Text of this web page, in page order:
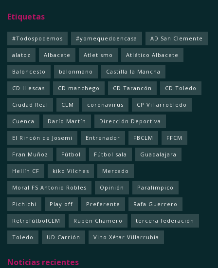
Etiquetas
#Todospodemos #yomequedoencasa AD San Clemente
alatoz Albacete Atletismo Atlético Albacete
Baloncesto balonmano Castilla la Mancha
CD Illescas CD manchego CD Tarancón CD Toledo
Ciudad Real CLM coronavirus CP Villarrobledo
Cuenca Darío Martín Dirección Deportiva
El Rincón de Josemi Entrenador FBCLM FFCM
Fran Muñoz Fútbol Fútbol sala Guadalajara
Hellín CF kiko Vilches Mercado
Moral FS Antonio Robles Opinión Paralímpico
Pichichi Play off Preferente Rafa Guerrero
RetrofútbolCLM Rubén Chamero tercera federación
Toledo UD Carrión Vino Xétar Villarrubia
Noticias recientes